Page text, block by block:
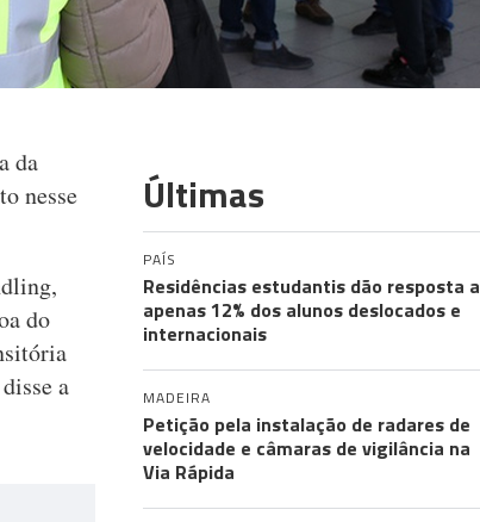
da
nesse
do
a
Últimas
PAÍS
Residências estudantis dão resposta a
apenas 12% dos alunos deslocados e
internacionais
MADEIRA
Petição pela instalação de radares de
velocidade e câmaras de vigilância na
Via Rápida